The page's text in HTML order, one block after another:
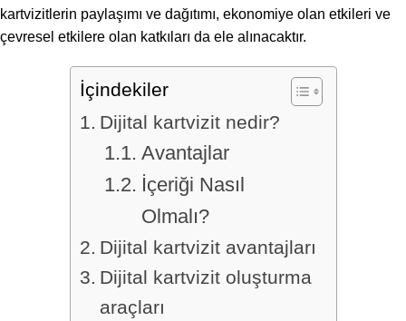
kartvizitlerin paylaşımı ve dağıtımı, ekonomiye olan etkileri ve
çevresel etkilere olan katkıları da ele alınacaktır.
İçindekiler
Dijital kartvizit nedir?
Avantajlar
İçeriği Nasıl
Olmalı?
Dijital kartvizit avantajları
Dijital kartvizit oluşturma
araçları